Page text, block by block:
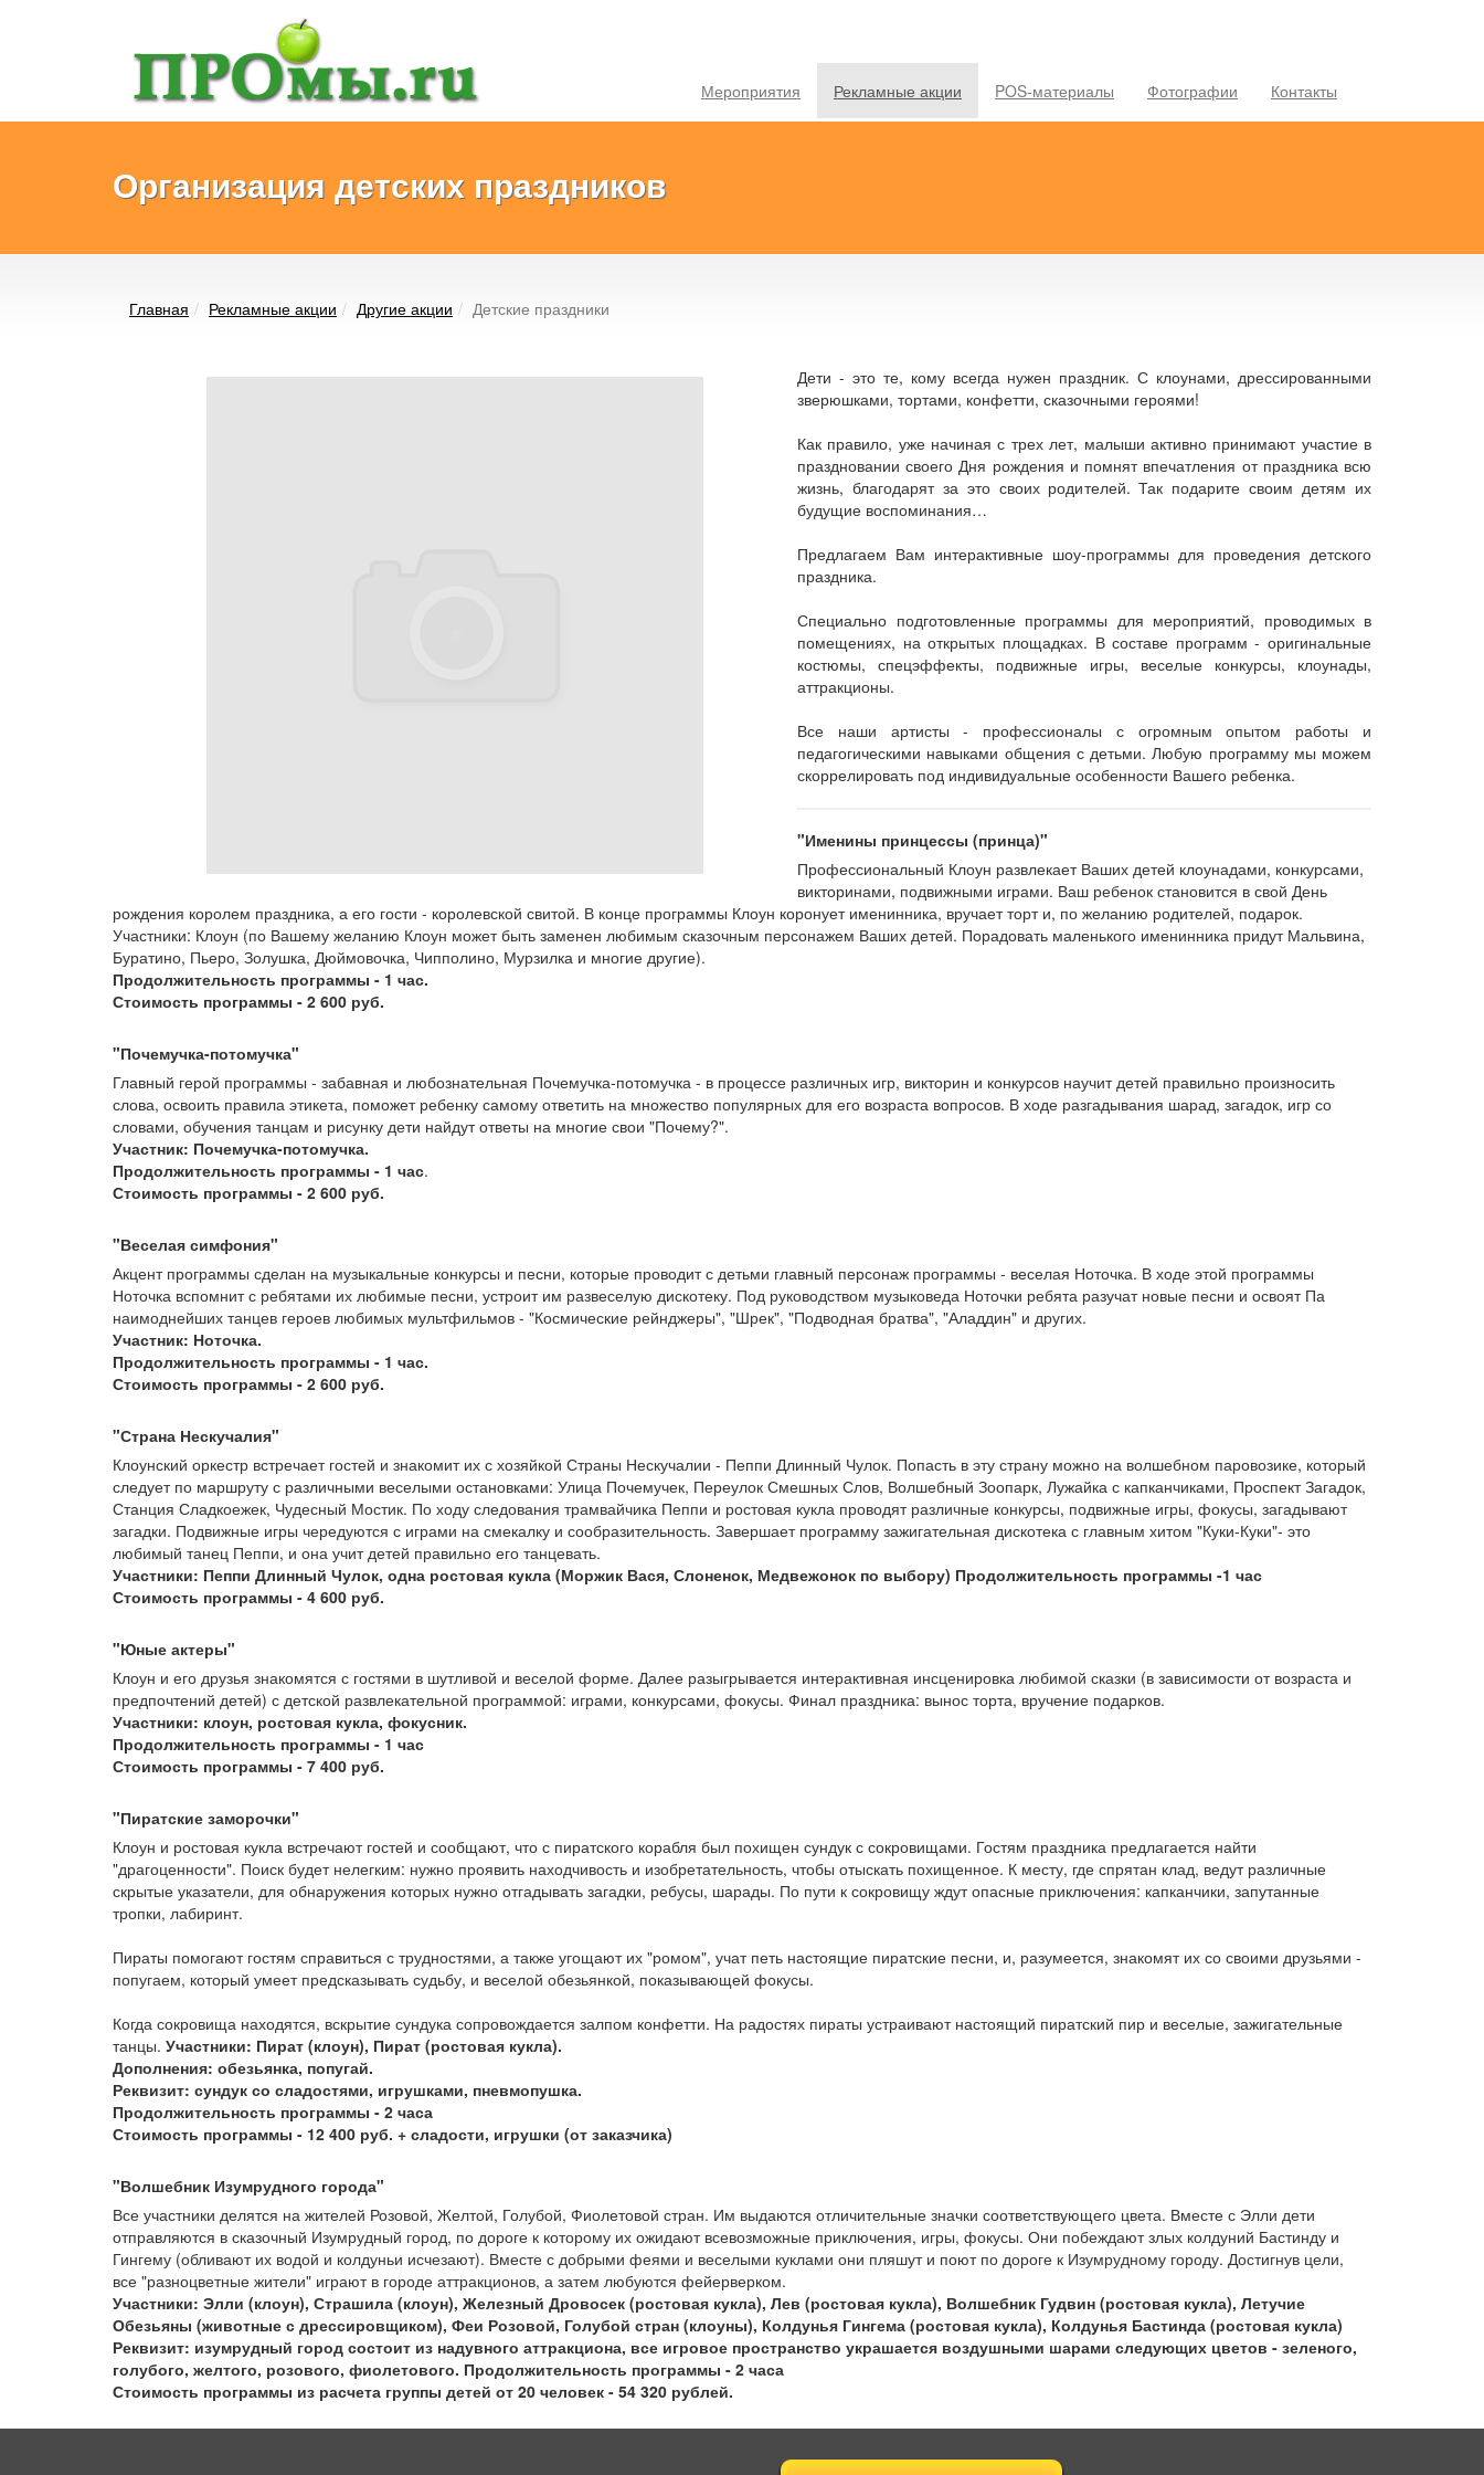
Мероприятия Рекламные акции POS-материалы Фотографии Контакты
Организация детских праздников
Главная Рекламные акции Другие акции Детские праздники
Дети - это те, кому всегда нужен праздник. С клоунами, дрессированными
зверюшками, тортами, конфетти, сказочными героями!
Как правило, уже начиная с трех лет, малыши активно принимают участие в
праздновании своего Дня рождения и помнят впечатления от праздника всю
жизнь, благодарят за это своих родителей. Так подарите своим детям их
будущие воспоминания…
Предлагаем Вам интерактивные шоу-программы для проведения детского
праздника.
Специально подготовленные программы для мероприятий, проводимых в
помещениях, на открытых площадках. В составе программ - оригинальные
костюмы, спецэффекты, подвижные игры, веселые конкурсы, клоунады,
аттракционы.
Все наши артисты - профессионалы с огромным опытом работы и
педагогическими навыками общения с детьми. Любую программу мы можем
скоррелировать под индивидуальные особенности Вашего ребенка.
"Именины принцессы (принца)"
Профессиональный Клоун развлекает Ваших детей клоунадами, конкурсами,
викторинами, подвижными играми. Ваш ребенок становится в свой День
рождения королем праздника, а его гости - королевской свитой. В конце программы Клоун коронует именинника, вручает торт и, по желанию родителей, подарок.
Участники: Клоун (по Вашему желанию Клоун может быть заменен любимым сказочным персонажем Ваших детей. Порадовать маленького именинника придут Мальвина,
Буратино, Пьеро, Золушка, Дюймовочка, Чипполино, Мурзилка и многие другие).
Продолжительность программы - 1 час.
Стоимость программы - 2 600 руб.
"Почемучка-потомучка"
Главный герой программы - забавная и любознательная Почемучка-потомучка - в процессе различных игр, викторин и конкурсов научит детей правильно произносить
слова, освоить правила этикета, поможет ребенку самому ответить на множество популярных для его возраста вопросов. В ходе разгадывания шарад, загадок, игр со
словами, обучения танцам и рисунку дети найдут ответы на многие свои "Почему?".
Участник: Почемучка-потомучка.
Продолжительность программы - 1 час.
Стоимость программы - 2 600 руб.
"Веселая симфония"
Акцент программы сделан на музыкальные конкурсы и песни, которые проводит с детьми главный персонаж программы - веселая Ноточка. В ходе этой программы
Ноточка вспомнит с ребятами их любимые песни, устроит им развеселую дискотеку. Под руководством музыковеда Ноточки ребята разучат новые песни и освоят Па
наимоднейших танцев героев любимых мультфильмов - "Космические рейнджеры", "Шрек", "Подводная братва", "Аладдин" и других.
Участник: Ноточка.
Продолжительность программы - 1 час.
Стоимость программы - 2 600 руб.
"Страна Нескучалия"
Клоунский оркестр встречает гостей и знакомит их с хозяйкой Страны Нескучалии - Пеппи Длинный Чулок. Попасть в эту страну можно на волшебном паровозике, который
следует по маршруту с различными веселыми остановками: Улица Почемучек, Переулок Смешных Слов, Волшебный Зоопарк, Лужайка с капканчиками, Проспект Загадок,
Станция Сладкоежек, Чудесный Мостик. По ходу следования трамвайчика Пеппи и ростовая кукла проводят различные конкурсы, подвижные игры, фокусы, загадывают
загадки. Подвижные игры чередуются с играми на смекалку и сообразительность. Завершает программу зажигательная дискотека с главным хитом "Куки-Куки"- это
любимый танец Пеппи, и она учит детей правильно его танцевать.
Участники: Пеппи Длинный Чулок, одна ростовая кукла (Моржик Вася, Слоненок, Медвежонок по выбору) Продолжительность программы -1 час
Стоимость программы - 4 600 руб.
"Юные актеры"
Клоун и его друзья знакомятся с гостями в шутливой и веселой форме. Далее разыгрывается интерактивная инсценировка любимой сказки (в зависимости от возраста и
предпочтений детей) с детской развлекательной программой: играми, конкурсами, фокусы. Финал праздника: вынос торта, вручение подарков.
Участники: клоун, ростовая кукла, фокусник.
Продолжительность программы - 1 час
Стоимость программы - 7 400 руб.
"Пиратские заморочки"
Клоун и ростовая кукла встречают гостей и сообщают, что с пиратского корабля был похищен сундук с сокровищами. Гостям праздника предлагается найти
"драгоценности". Поиск будет нелегким: нужно проявить находчивость и изобретательность, чтобы отыскать похищенное. К месту, где спрятан клад, ведут различные
скрытые указатели, для обнаружения которых нужно отгадывать загадки, ребусы, шарады. По пути к сокровищу ждут опасные приключения: капканчики, запутанные
тропки, лабиринт.
Пираты помогают гостям справиться с трудностями, а также угощают их "ромом", учат петь настоящие пиратские песни, и, разумеется, знакомят их со своими друзьями -
попугаем, который умеет предсказывать судьбу, и веселой обезьянкой, показывающей фокусы.
Когда сокровища находятся, вскрытие сундука сопровождается залпом конфетти. На радостях пираты устраивают настоящий пиратский пир и веселые, зажигательные
танцы. Участники: Пират (клоун), Пират (ростовая кукла).
Дополнения: обезьянка, попугай.
Реквизит: сундук со сладостями, игрушками, пневмопушка.
Продолжительность программы - 2 часа
Стоимость программы - 12 400 руб. + сладости, игрушки (от заказчика)
"Волшебник Изумрудного города"
Все участники делятся на жителей Розовой, Желтой, Голубой, Фиолетовой стран. Им выдаются отличительные значки соответствующего цвета. Вместе с Элли дети
отправляются в сказочный Изумрудный город, по дороге к которому их ожидают всевозможные приключения, игры, фокусы. Они побеждают злых колдуний Бастинду и
Гингему (обливают их водой и колдуньи исчезают). Вместе с добрыми феями и веселыми куклами они пляшут и поют по дороге к Изумрудному городу. Достигнув цели,
все "разноцветные жители" играют в городе аттракционов, а затем любуются фейерверком.
Участники: Элли (клоун), Страшила (клоун), Железный Дровосек (ростовая кукла), Лев (ростовая кукла), Волшебник Гудвин (ростовая кукла), Летучие
Обезьяны (животные с дрессировщиком), Феи Розовой, Голубой стран (клоуны), Колдунья Гингема (ростовая кукла), Колдунья Бастинда (ростовая кукла)
Реквизит: изумрудный город состоит из надувного аттракциона, все игровое пространство украшается воздушными шарами следующих цветов - зеленого,
голубого, желтого, розового, фиолетового. Продолжительность программы - 2 часа
Стоимость программы из расчета группы детей от 20 человек - 54 320 рублей.